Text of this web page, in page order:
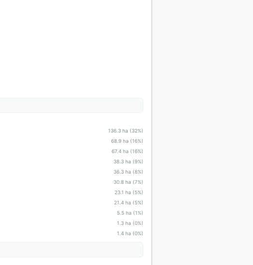
136.3 ha (32%)
68.9 ha (16%)
67.4 ha (16%)
38.3 ha (9%)
36.3 ha (8%)
30.8 ha (7%)
23.1 ha (5%)
21.4 ha (5%)
5.5 ha (1%)
1.3 ha (0%)
1.4 ha (0%)